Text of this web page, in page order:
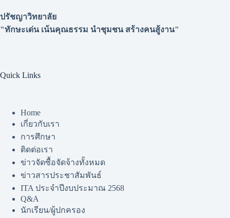
ปรัชญาวิทยาลัย
"ทักษะเด่น เน้นคุณธรรม นำชุมชน สร้างคนสู้งาน"
Quick Links
Home
เกี่ยวกับเรา
การศึกษา
ติดต่อเรา
ข่าวจัดซื้อจัดจ้างทั้งหมด
ข่าวสารประชาสัมพันธ์
ITA ประจำปีงบประมาณ 2568
Q&A
นักเรียน/ผู้ปกครอง